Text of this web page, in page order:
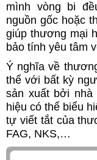
mình vòng bi
nguồn gốc hoặc
giúp thương mại
bảo tính yêu tâm
Ý nghĩa về
thể với bất kỳ
sản xuất bởi
hiệu có thể biểu
tự viết tắt của
FAG, NKS,…